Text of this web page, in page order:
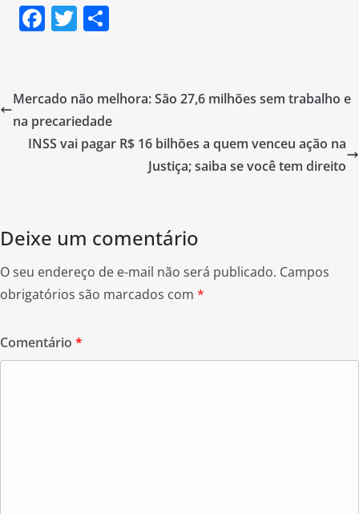
F
e
b
o
T
er e
Mercado não melhora: São 27,6 milhões sem trabalho e
na precariedade
INSS vai pagar R$ 16 bilhões a quem venceu ação na
Justiça; saiba se você tem direito
Deixe um comentário
O seu endereço de e-mail não será publicado. Campos
obrigatórios são marcados com *
Comentário *